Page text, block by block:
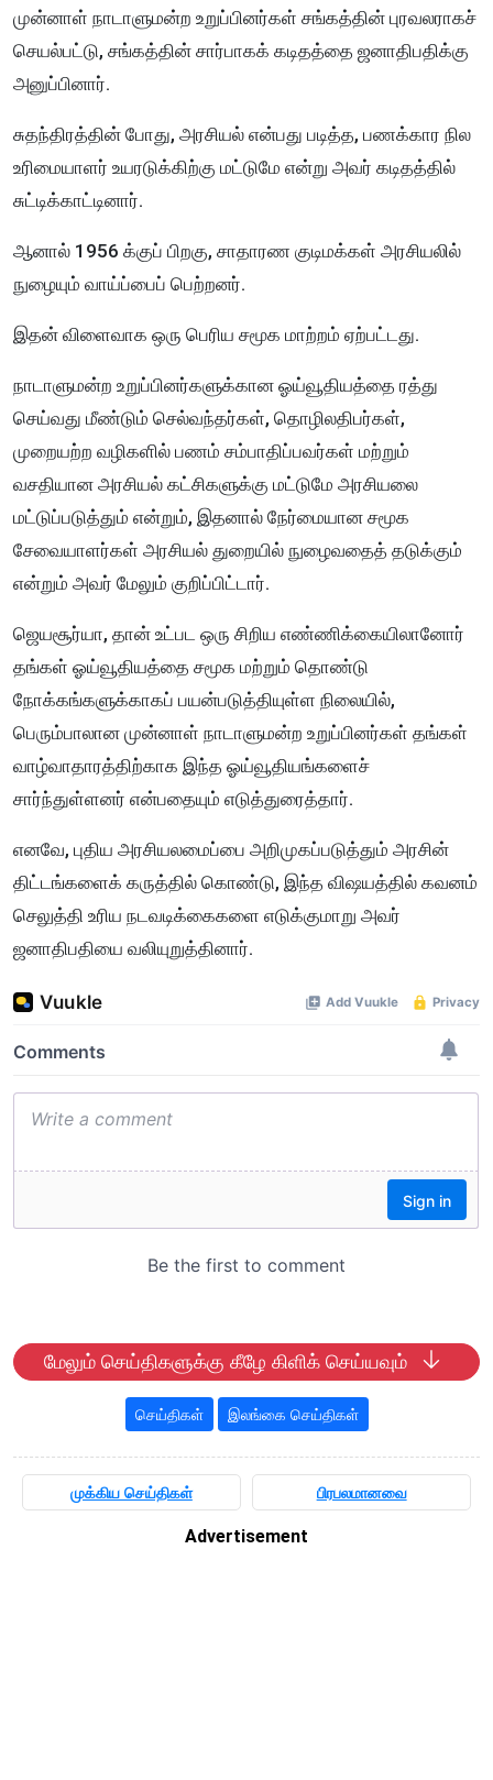
முன்னாள் நாடாளுமன்ற உறுப்பினர்கள் சங்கத்தின் புரவலராகச்
செயல்பட்டு, சங்கத்தின் சார்பாகக் கடிதத்தை ஜனாதிபதிக்கு
அனுப்பினார்.
சுதந்திரத்தின் போது, ​​அரசியல் என்பது படித்த, பணக்கார நில
உரிமையாளர் உயரடுக்கிற்கு மட்டுமே என்று அவர் கடிதத்தில்
சுட்டிக்காட்டினார்.
ஆனால் 1956 க்குப் பிறகு, சாதாரண குடிமக்கள் அரசியலில்
நுழையும் வாய்ப்பைப் பெற்றனர்.
இதன் விளைவாக ஒரு பெரிய சமூக மாற்றம் ஏற்பட்டது.
நாடாளுமன்ற உறுப்பினர்களுக்கான ஓய்வூதியத்தை ரத்து
செய்வது மீண்டும் செல்வந்தர்கள், தொழிலதிபர்கள்,
முறையற்ற வழிகளில் பணம் சம்பாதிப்பவர்கள் மற்றும்
வசதியான அரசியல் கட்சிகளுக்கு மட்டுமே அரசியலை
மட்டுப்படுத்தும் என்றும், இதனால் நேர்மையான சமூக
சேவையாளர்கள் அரசியல் துறையில் நுழைவதைத் தடுக்கும்
என்றும் அவர் மேலும் குறிப்பிட்டார்.
ஜெயசூர்யா, தான் உட்பட ஒரு சிறிய எண்ணிக்கையிலானோர்
தங்கள் ஓய்வூதியத்தை சமூக மற்றும் தொண்டு
நோக்கங்களுக்காகப் பயன்படுத்தியுள்ள நிலையில்,
பெரும்பாலான முன்னாள் நாடாளுமன்ற உறுப்பினர்கள் தங்கள்
வாழ்வாதாரத்திற்காக இந்த ஓய்வூதியங்களைச்
சார்ந்துள்ளனர் என்பதையும் எடுத்துரைத்தார்.
எனவே, புதிய அரசியலமைப்பை அறிமுகப்படுத்தும் அரசின்
திட்டங்களைக் கருத்தில் கொண்டு, இந்த விஷயத்தில் கவனம்
செலுத்தி உரிய நடவடிக்கைகளை எடுக்குமாறு அவர்
ஜனாதிபதியை வலியுறுத்தினார்.
மேலும் செய்திகளுக்கு கீழே கிளிக் செய்யவும்
செய்திகள் இலங்கை செய்திகள்
முக்கிய செய்திகள் பிரபலமானவை
Advertisement